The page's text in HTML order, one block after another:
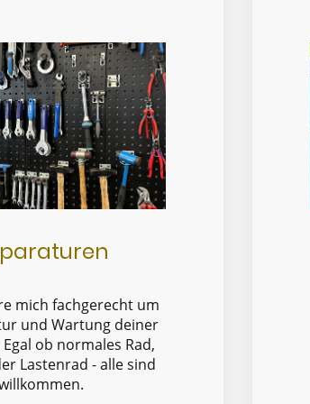
mich fachgerecht um
und Wartung deiner
ob normales Rad,
Lastenrad - alle sind